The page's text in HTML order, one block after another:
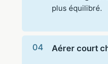
plus équilibré.
Aérer court